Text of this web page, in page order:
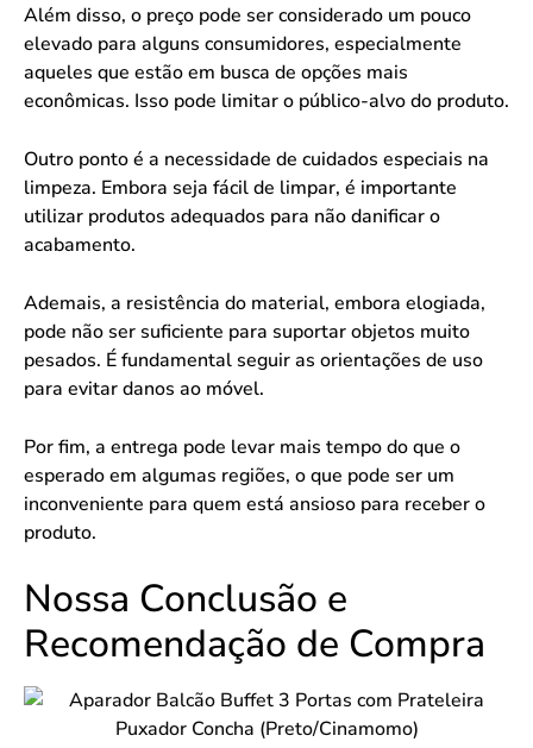
Além disso, o preço pode ser considerado um pouco
elevado para alguns consumidores, especialmente
aqueles que estão em busca de opções mais
econômicas. Isso pode limitar o público-alvo do produto.
Outro ponto é a necessidade de cuidados especiais na
limpeza. Embora seja fácil de limpar, é importante
utilizar produtos adequados para não danificar o
acabamento.
Ademais, a resistência do material, embora elogiada,
pode não ser suficiente para suportar objetos muito
pesados. É fundamental seguir as orientações de uso
para evitar danos ao móvel.
Por fim, a entrega pode levar mais tempo do que o
esperado em algumas regiões, o que pode ser um
inconveniente para quem está ansioso para receber o
produto.
Nossa Conclusão e
Recomendação de Compra